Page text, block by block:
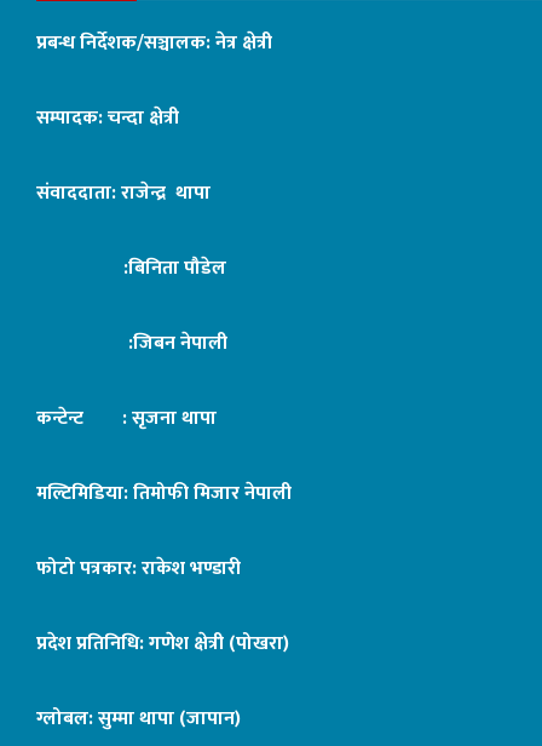
प्रबन्ध निर्देशक/सञ्चालक: नेत्र क्षेत्री
सम्पादक: चन्दा क्षेत्री
संवाददाता: राजेन्द्र थापा
:बिनिता पौडेल
:जिबन नेपाली
कन्टेन्ट : सृजना थापा
मल्टिमिडिया: तिमोफी मिजार नेपाली
फोटो पत्रकार: राकेश भण्डारी
प्रदेश प्रतिनिधि: गणेश क्षेत्री (पोखरा)
ग्लोबल: सुम्मा थापा (जापान)